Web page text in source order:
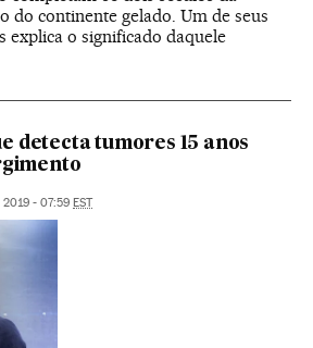
do continente gelado. Um de seus
explica o significado daquele
detecta tumores 15 anos
2019 - 07:59 EST